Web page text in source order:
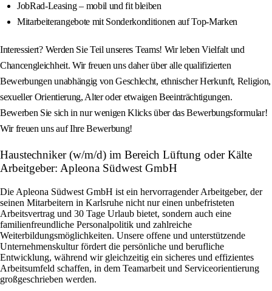
JobRad-Leasing – mobil und fit bleiben
Mitarbeiterangebote mit Sonderkonditionen auf Top-Marken
Interessiert? Werden Sie Teil unseres Teams! Wir leben Vielfalt und
Chancengleichheit. Wir freuen uns daher über alle qualifizierten
Bewerbungen unabhängig von Geschlecht, ethnischer Herkunft, Religion,
sexueller Orientierung, Alter oder etwaigen Beeinträchtigungen.
Bewerben Sie sich in nur wenigen Klicks über das Bewerbungsformular!
Wir freuen uns auf Ihre Bewerbung!
Haustechniker (w/m/d) im Bereich Lüftung oder Kälte
Arbeitgeber: Apleona Südwest GmbH
Die Apleona Südwest GmbH ist ein hervorragender Arbeitgeber, der
seinen Mitarbeitern in Karlsruhe nicht nur einen unbefristeten
Arbeitsvertrag und 30 Tage Urlaub bietet, sondern auch eine
familienfreundliche Personalpolitik und zahlreiche
Weiterbildungsmöglichkeiten. Unsere offene und unterstützende
Unternehmenskultur fördert die persönliche und berufliche
Entwicklung, während wir gleichzeitig ein sicheres und effizientes
Arbeitsumfeld schaffen, in dem Teamarbeit und Serviceorientierung
großgeschrieben werden.